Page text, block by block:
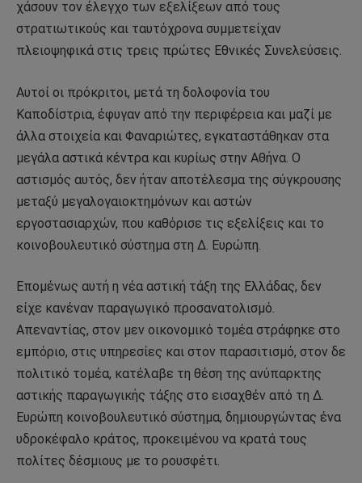
χάσουν τον έλεγχο των εξελίξεων από τους
στρατιωτικούς και ταυτόχρονα συμμετείχαν
πλειοψηφικά στις τρεις πρώτες Εθνικές Συνελεύσεις.
Αυτοί οι πρόκριτοι, μετά τη δολοφονία του
Καποδίστρια, έφυγαν από την περιφέρεια και μαζί με
άλλα στοιχεία και Φαναριώτες, εγκαταστάθηκαν στα
μεγάλα αστικά κέντρα και κυρίως στην Αθήνα. Ο
αστισμός αυτός, δεν ήταν αποτέλεσμα της σύγκρουσης
μεταξύ μεγαλογαιοκτημόνων και αστών
εργοστασιαρχών, που καθόρισε τις εξελίξεις και το
κοινοβουλευτικό σύστημα στη Δ. Ευρώπη.
Επομένως αυτή η νέα αστική τάξη της Ελλάδας, δεν
είχε κανέναν παραγωγικό προσανατολισμό.
Απεναντίας, στον μεν οικονομικό τομέα στράφηκε στο
εμπόριο, στις υπηρεσίες και στον παρασιτισμό, στον δε
πολιτικό τομέα, κατέλαβε τη θέση της ανύπαρκτης
αστικής παραγωγικής τάξης στο εισαχθέν από τη Δ.
Ευρώπη κοινοβουλευτικό σύστημα, δημιουργώντας ένα
υδροκέφαλο κράτος, προκειμένου να κρατά τους
πολίτες δέσμιους με το ρουσφέτι.